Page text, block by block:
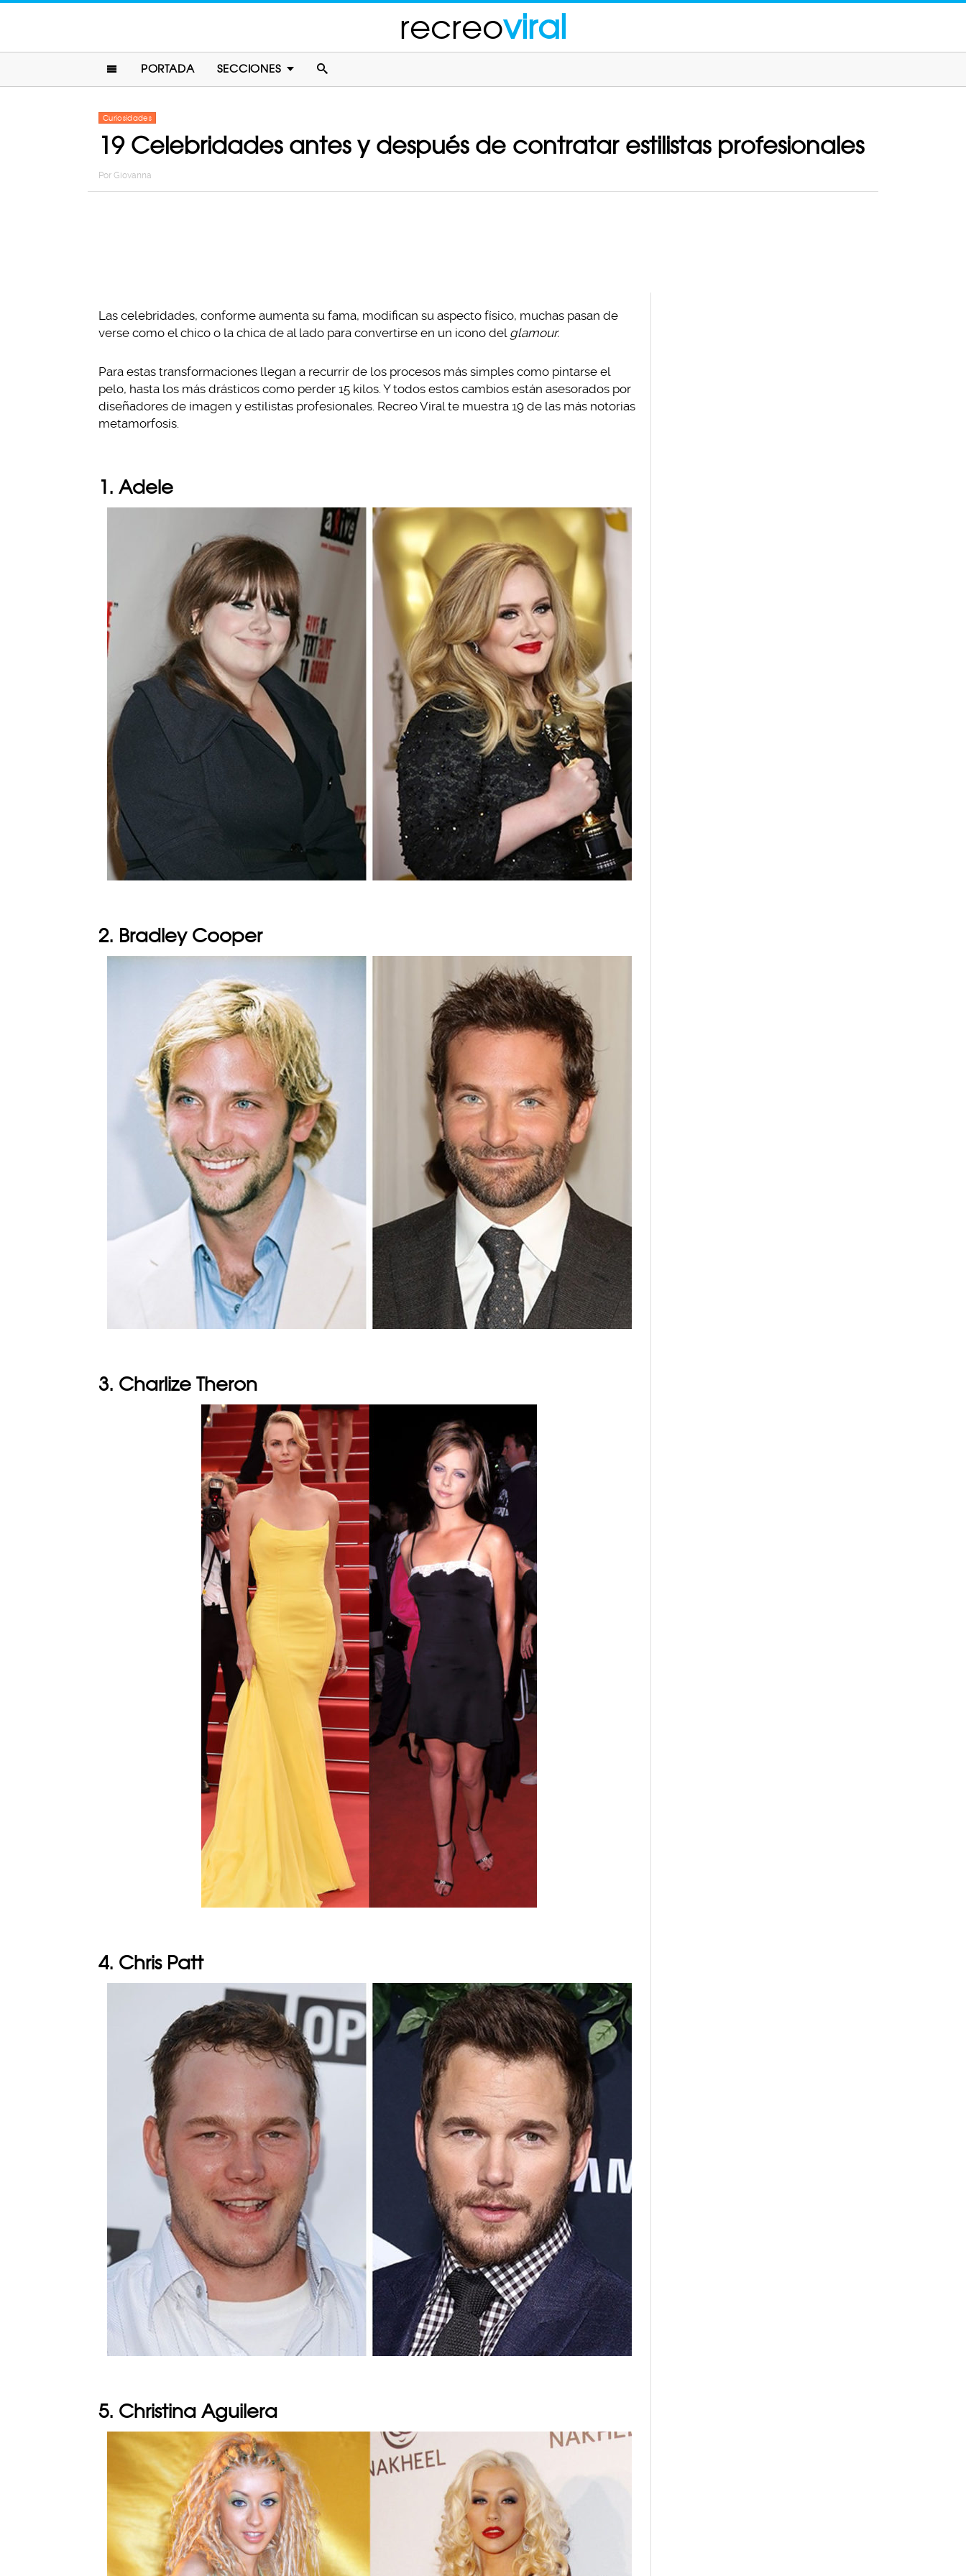
recreoviral
PORTADA SECCIONES
Curiosidades
19 Celebridades antes y después de contratar estilistas profesionales
Por Giovanna
Las celebridades, conforme aumenta su fama, modifican su aspecto físico, muchas pasan de
verse como el chico o la chica de al lado para convertirse en un icono del glamour.
Para estas transformaciones llegan a recurrir de los procesos más simples como pintarse el
pelo, hasta los más drásticos como perder 15 kilos. Y todos estos cambios están asesorados por
diseñadores de imagen y estilistas profesionales. Recreo Viral te muestra 19 de las más notorias
metamorfosis.
1. Adele
2. Bradley Cooper
3. Charlize Theron
4. Chris Patt
5. Christina Aguilera